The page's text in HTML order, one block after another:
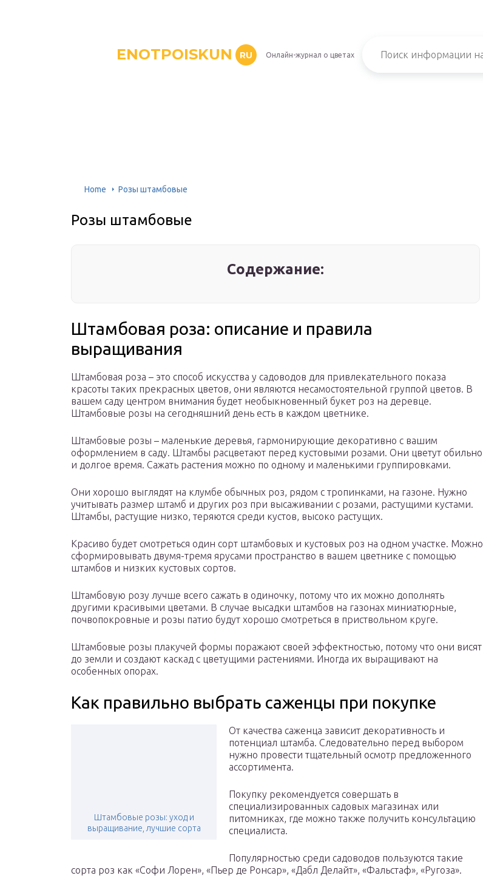
ENOTPOISKUN RU Онлайн-журнал о цветах
Home Розы штамбовые
Розы штамбовые
Содержание:
Штамбовая роза: описание и правила
выращивания
Штамбовая роза – это способ искусства у садоводов для привлекательного показа
красоты таких прекрасных цветов, они являются несамостоятельной группой цветов. В
вашем саду центром внимания будет необыкновенный букет роз на деревце.
Штамбовые розы на сегодняшний день есть в каждом цветнике.
Штамбовые розы – маленькие деревья, гармонирующие декоративно с вашим
оформлением в саду. Штамбы расцветают перед кустовыми розами. Они цветут обильно
и долгое время. Сажать растения можно по одному и маленькими группировками.
Они хорошо выглядят на клумбе обычных роз, рядом с тропинками, на газоне. Нужно
учитывать размер штамб и других роз при высаживании с розами, растущими кустами.
Штамбы, растущие низко, теряются среди кустов, высоко растущих.
Красиво будет смотреться один сорт штамбовых и кустовых роз на одном участке. Можно
сформировывать двумя-тремя ярусами пространство в вашем цветнике с помощью
штамбов и низких кустовых сортов.
Штамбовую розу лучше всего сажать в одиночку, потому что их можно дополнять
другими красивыми цветами. В случае высадки штамбов на газонах миниатюрные,
почвопокровные и розы патио будут хорошо смотреться в приствольном круге.
Штамбовые розы плакучей формы поражают своей эффектностью, потому что они висят
до земли и создают каскад с цветущими растениями. Иногда их выращивают на
особенных опорах.
Как правильно выбрать саженцы при покупке
Штамбовые розы: уход и
выращивание, лучшие сорта
От качества саженца зависит декоративность и
потенциал штамба. Следовательно перед выбором
нужно провести тщательный осмотр предложенного
ассортимента.
Покупку рекомендуется совершать в
специализированных садовых магазинах или
питомниках, где можно также получить консультацию
специалиста.
Популярностью среди садоводов пользуются такие
сорта роз как «Софи Лорен», «Пьер де Ронсар», «Дабл Делайт», «Фальстаф», «Ругоза».